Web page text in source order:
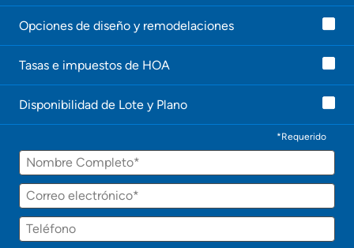
Obtener ofertas por mi casa
Opciones de diseño y remodelaciones
Tasas e impuestos de HOA
Disponibilidad de Lote y Plano
*Requerido